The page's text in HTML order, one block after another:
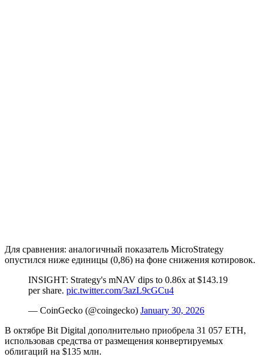
Для сравнения: аналогичный показатель MicroStrategy
опустился ниже единицы (0,86) на фоне снижения котировок.
INSIGHT: Strategy's mNAV dips to 0.86x at $143.19
per share. pic.twitter.com/3azL9cGCu4
— CoinGecko (@coingecko) January 30, 2026
В октябре Bit Digital дополнительно приобрела 31 057 ETH,
использовав средства от размещения конвертируемых
облигаций на $135 млн.